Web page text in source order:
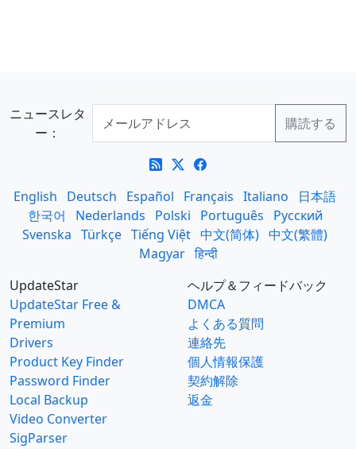
ニュースレタ
ー：
English Deutsch Español Français Italiano
日本語
한국어
Nederlands Polski Português
Русский
Svenska Türkçe Tiếng Việt 中文(简体) 中文(繁體)
Magyar हिन्दी
UpdateStar
UpdateStar Free &
Premium
Drivers
Product Key Finder
Password Finder
Local Backup
Video Converter
SigParser
ヘルプ＆フィードバック
DMCA
よくある質問
連絡先
個人情報保護
契約解除
返金